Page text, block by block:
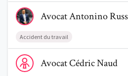
Voir le profil de AvocatAntonino
AvocatAntonino
Accident du travail
Voir le profil de AvocatCédric Naud
AvocatCédricNaud